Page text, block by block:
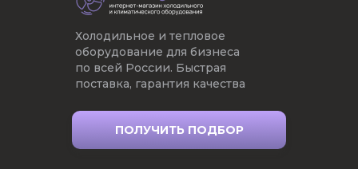
Холодильное и тепловое
оборудование для бизнеса
по всей России. Быстрая
поставка, гарантия качества
ПОЛУЧИТЬ ПОДБОР